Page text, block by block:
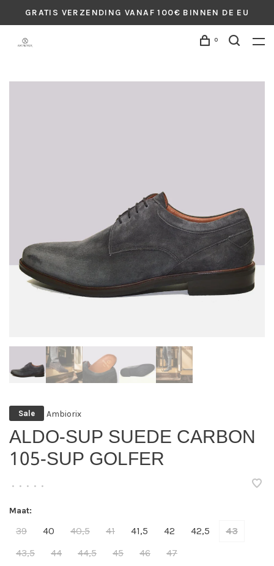
GRATIS VERZENDING VANAF 100€ BINNEN DE EU
0
Sale Ambiorix
ALDO-SUP SUEDE CARBON
105-SUP GOLFER
• • • • •
Maat:
39 40 40,5 41 41,5 42 42,5
43
43,5
44 44,5 45 46 47